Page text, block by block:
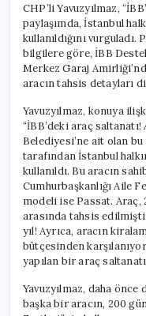
CHP’li Yavuzyılmaz,
paylaşımda, İstanbul
kullanıldığını
bilgilere göre, İBB
Merkez Garaj
aracın tahsis detayları
Yavuzyılmaz, konuya
“İBB’deki araç
Belediyesi’ne ait olan
tarafından İstanbul
kullanıldı. Bu aracın
Cumhurbaşkanlığı Aile
modeli ise Passat. Araç,
arasında tahsis
yıl! Ayrıca, aracın
bütçesinden
yapılan bir araç
Yavuzyılmaz, daha
başka bir aracın, 200